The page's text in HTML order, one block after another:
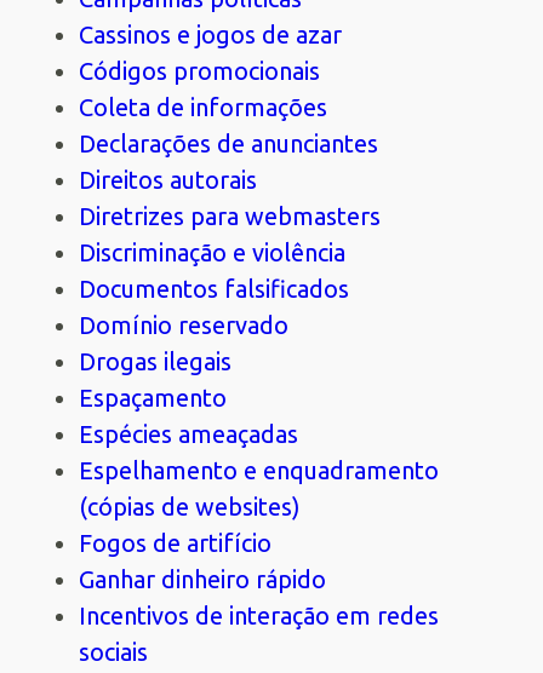
Cassinos e jogos de azar
Códigos promocionais
Coleta de informações
Declarações de anunciantes
Direitos autorais
Diretrizes para webmasters
Discriminação e violência
Documentos falsificados
Domínio reservado
Drogas ilegais
Espaçamento
Espécies ameaçadas
Espelhamento e enquadramento
(cópias de websites)
Fogos de artifício
Ganhar dinheiro rápido
Incentivos de interação em redes
sociais